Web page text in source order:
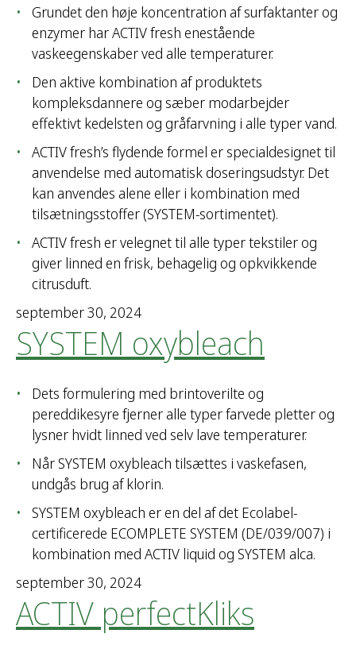
Grundet den høje koncentration af surfaktanter og
enzymer har ACTIV fresh enestående
vaskeegenskaber ved alle temperaturer.
Den aktive kombination af produktets
kompleksdannere og sæber modarbejder
effektivt kedelsten og gråfarvning i alle typer vand.
ACTIV fresh’s flydende formel er specialdesignet til
anvendelse med automatisk doseringsudstyr. Det
kan anvendes alene eller i kombination med
tilsætningsstoffer (SYSTEM-sortimentet).
ACTIV fresh er velegnet til alle typer tekstiler og
giver linned en frisk, behagelig og opkvikkende
citrusduft.
september 30, 2024
SYSTEM oxybleach
Dets formulering med brintoverilte og
pereddikesyre fjerner alle typer farvede pletter og
lysner hvidt linned ved selv lave temperaturer.
Når SYSTEM oxybleach tilsættes i vaskefasen,
undgås brug af klorin.
SYSTEM oxybleach er en del af det Ecolabel-
certificerede ECOMPLETE SYSTEM (DE/039/007) i
kombination med ACTIV liquid og SYSTEM alca.
september 30, 2024
ACTIV perfectKliks